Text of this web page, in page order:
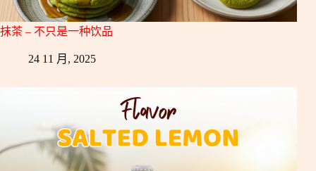
抹茶 – 不只是一种饮品
24 11 月, 2025